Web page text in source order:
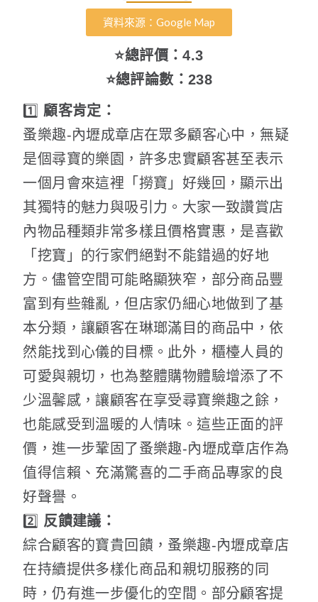
資料來源：Google Map
⭐總評價：4.3
⭐總評論數：238
1️⃣ 顧客肯定：
蚤樂趣-內壢成章店在眾多顧客心中，無疑
是個尋寶的樂園，許多忠實顧客甚至表示
一個月會來這裡「撈寶」好幾回，顯示出
其獨特的魅力與吸引力。大家一致讚賞店
內物品種類非常多樣且價格實惠，是喜歡
「挖寶」的行家們絕對不能錯過的好地
方。儘管空間可能略顯狹窄，部分商品豐
富到有些雜亂，但店家仍細心地做到了基
本分類，讓顧客在琳瑯滿目的商品中，依
然能找到心儀的目標。此外，櫃檯人員的
可愛與親切，也為整體購物體驗增添了不
少溫馨感，讓顧客在享受尋寶樂趣之餘，
也能感受到溫暖的人情味。這些正面的評
價，進一步鞏固了蚤樂趣-內壢成章店作為
值得信賴、充滿驚喜的二手商品專家的良
好聲譽。
2️⃣ 反饋建議：
綜合顧客的寶貴回饋，蚤樂趣-內壢成章店
在持續提供多樣化商品和親切服務的同
時，仍有進一步優化的空間。部分顧客提